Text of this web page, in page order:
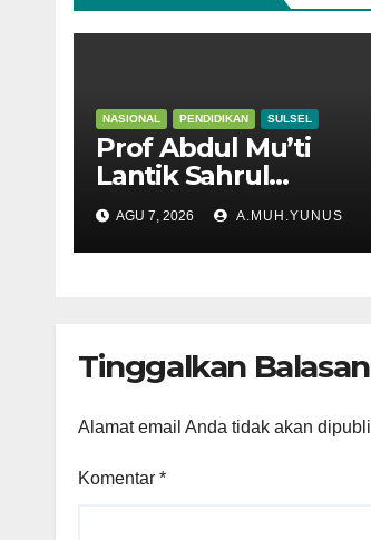
NASIONAL PENDIDIKAN SULSEL
Prof Abdul Mu’ti
Lantik Sahrul
Kepala SNT 9 Gowa
AGU 7, 2026 A.MUH.YUNUS
Tinggalkan Balasan
Alamat email Anda tidak akan
Komentar *